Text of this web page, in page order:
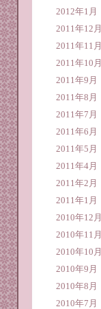
2012年1月
2011年12月
2011年11月
2011年10月
2011年9月
2011年8月
2011年7月
2011年6月
2011年5月
2011年4月
2011年2月
2011年1月
2010年12月
2010年11月
2010年10月
2010年9月
2010年8月
2010年7月